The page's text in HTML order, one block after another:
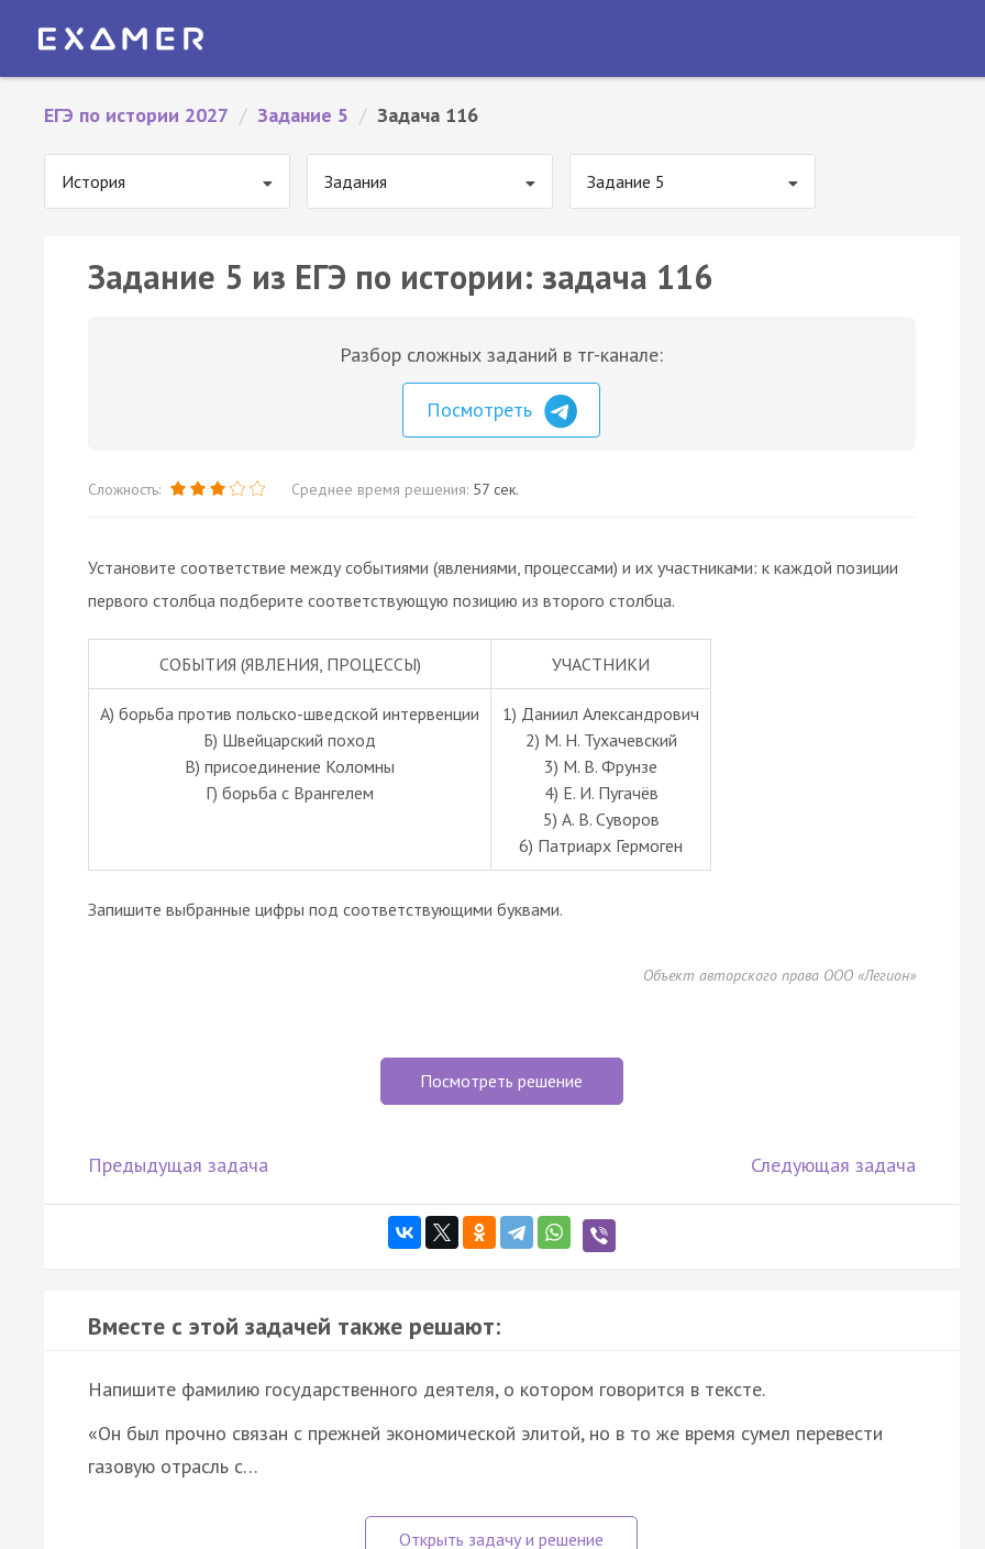
ЕГЭ по истории 2027 / Задание 5 / Задача 116
История Задания Задание 5
Задание 5 из ЕГЭ по истории: задача 116
Разбор сложных заданий в тг-канале:
Посмотреть
Сложность: Среднее время решения: 57 сек.
Установите соответствие между событиями (явлениями, процессами) и их участниками: к каждой позиции
первого столбца подберите соответствующую позицию из второго столбца.
СОБЫТИЯ (ЯВЛЕНИЯ, ПРОЦЕССЫ) УЧАСТНИКИ
A) борьба против польско-шведской интервенции
Б) Швейцарский поход
В) присоединение Коломны
Г) борьба с Врангелем
1) Даниил Александрович
2) М. Н. Тухачевский
3) М. В. Фрунзе
4) Е. И. Пугачёв
5) А. В. Суворов
6) Патриарх Гермоген
Запишите выбранные цифры под соответствующими буквами.
Объект авторского права ООО «Легион»
Посмотреть решение
Предыдущая задача Следующая задача
Вместе с этой задачей также решают:
Напишите фамилию государственного деятеля, о котором говорится в тексте.
«Он был прочно связан с прежней экономической элитой, но в то же время сумел перевести
газовую отрасль с…